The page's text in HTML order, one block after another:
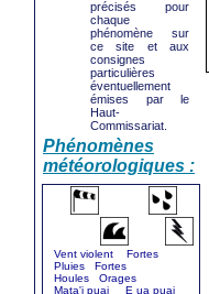
précisés pour
chaque
phénomène sur
ce site et aux
consignes
particulières
éventuellement
émises par le
Haut-
Commissariat.
Phénomènes
météorologiques :
Vent violent Fortes
Pluies Fortes
Houles Orages
Mata'i puai E ua puai